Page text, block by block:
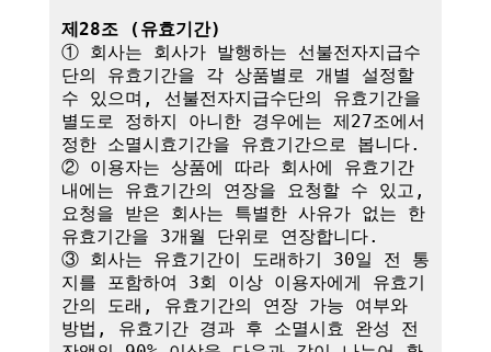
제28조 (유효기간)
① 회사는 회사가 발행하는 선불전자지급수
단의 유효기간을 각 상품별로 개별 설정할
수 있으며, 선불전자지급수단의 유효기간을
별도로 정하지 아니한 경우에는 제27조에서
정한 소멸시효기간을 유효기간으로 봅니다.
② 이용자는 상품에 따라 회사에 유효기간
내에는 유효기간의 연장을 요청할 수 있고,
요청을 받은 회사는 특별한 사유가 없는 한
유효기간을 3개월 단위로 연장합니다.
③ 회사는 유효기간이 도래하기 30일 전 통
지를 포함하여 3회 이상 이용자에게 유효기
간의 도래, 유효기간의 연장 가능 여부와
방법, 유효기간 경과 후 소멸시효 완성 전